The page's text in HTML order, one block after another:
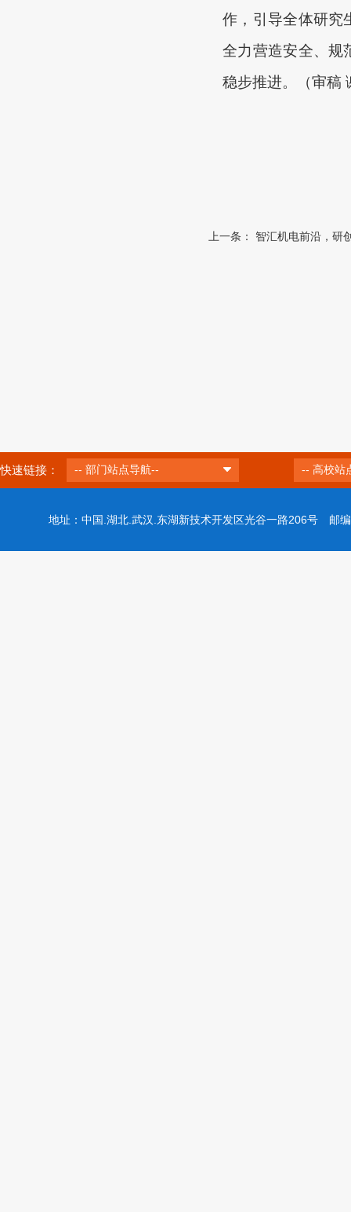
作，引导全体研究
全力营造安全、规
稳步推进。
（审稿
上一条： 智汇机电前沿，研
快速链接： -- 部门站点导航-- -- 高校站
地址：中国.湖北.武汉.东湖新技术开发区光谷一路206号